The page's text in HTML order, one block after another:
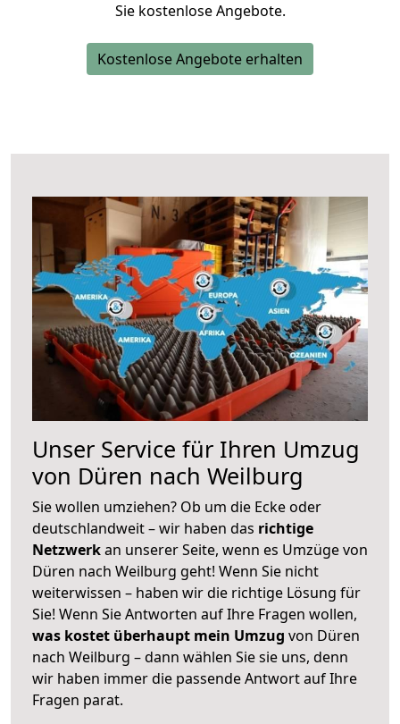
Sie kostenlose Angebote.
Kostenlose Angebote erhalten
Unser Service für Ihren Umzug
von Düren nach Weilburg
Sie wollen umziehen? Ob um die Ecke oder
deutschlandweit – wir haben das richtige
Netzwerkan unserer Seite, wenn es Umzüge von
Düren nach Weilburg geht! Wenn Sie nicht
weiterwissen – haben wir die richtige Lösung für
Sie! Wenn Sie Antworten auf Ihre Fragen wollen,
was kostet überhaupt mein Umzug von Düren
nach Weilburg – dann wählen Sie sie uns, denn
wir haben immer die passende Antwort auf Ihre
Fragen parat.